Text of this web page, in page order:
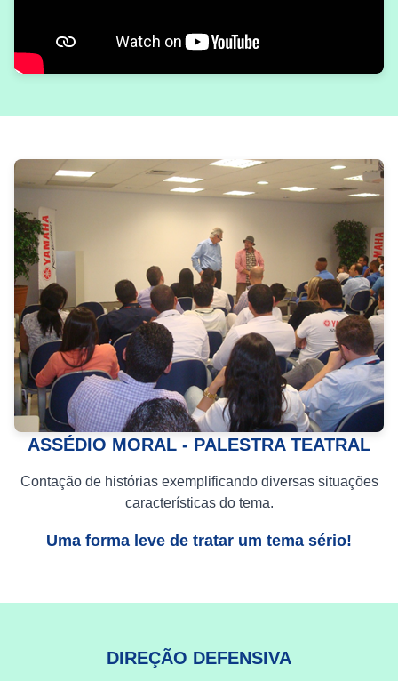
ASSÉDIO MORAL - PALESTRA TEATRAL
Contação de histórias exemplificando diversas situações
características do tema.
Uma forma leve de tratar um tema sério!
DIREÇÃO DEFENSIVA